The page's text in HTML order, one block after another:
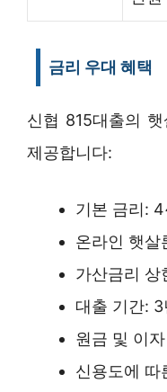
금리 우대 혜택
신협 815대출의
제공합니다:
기본 금리:
온라인 햇살
가산금리 상
대출 기간:
원금 및 이
신용도에 따